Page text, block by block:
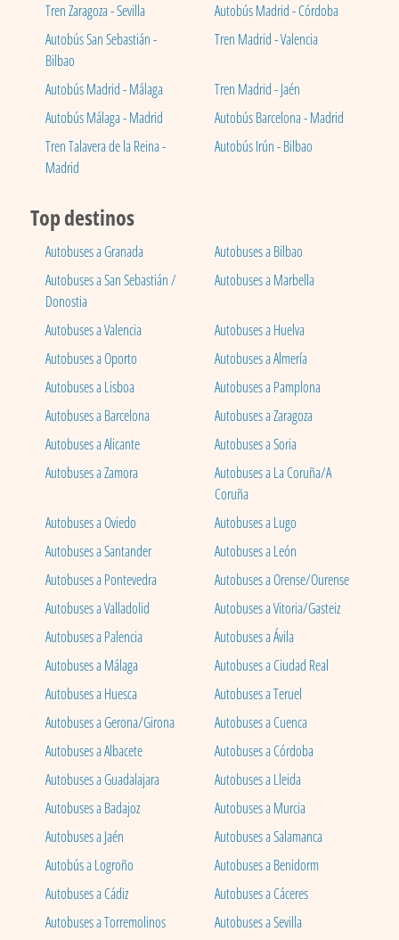
Tren Zaragoza - Sevilla
Autobús Madrid - Córdoba
Autobús San Sebastián -
Bilbao
Tren Madrid - Valencia
Autobús Madrid - Málaga
Tren Madrid - Jaén
Autobús Málaga - Madrid
Autobús Barcelona - Madrid
Tren Talavera de la Reina -
Madrid
Autobús Irún - Bilbao
Top destinos
Autobuses a Granada
Autobuses a Bilbao
Autobuses a San Sebastián /
Donostia
Autobuses a Marbella
Autobuses a Valencia
Autobuses a Huelva
Autobuses a Oporto
Autobuses a Almería
Autobuses a Lisboa
Autobuses a Pamplona
Autobuses a Barcelona
Autobuses a Zaragoza
Autobuses a Alicante
Autobuses a Soria
Autobuses a Zamora
Autobuses a La Coruña/A
Coruña
Autobuses a Oviedo
Autobuses a Lugo
Autobuses a Santander
Autobuses a León
Autobuses a Pontevedra
Autobuses a Orense/Ourense
Autobuses a Valladolid
Autobuses a Vitoria/Gasteiz
Autobuses a Palencia
Autobuses a Ávila
Autobuses a Málaga
Autobuses a Ciudad Real
Autobuses a Huesca
Autobuses a Teruel
Autobuses a Gerona/Girona
Autobuses a Cuenca
Autobuses a Albacete
Autobuses a Córdoba
Autobuses a Guadalajara
Autobuses a Lleida
Autobuses a Badajoz
Autobuses a Murcia
Autobuses a Jaén
Autobuses a Salamanca
Autobús a Logroño
Autobuses a Benidorm
Autobuses a Cádiz
Autobuses a Cáceres
Autobuses a Torremolinos
Autobuses a Sevilla